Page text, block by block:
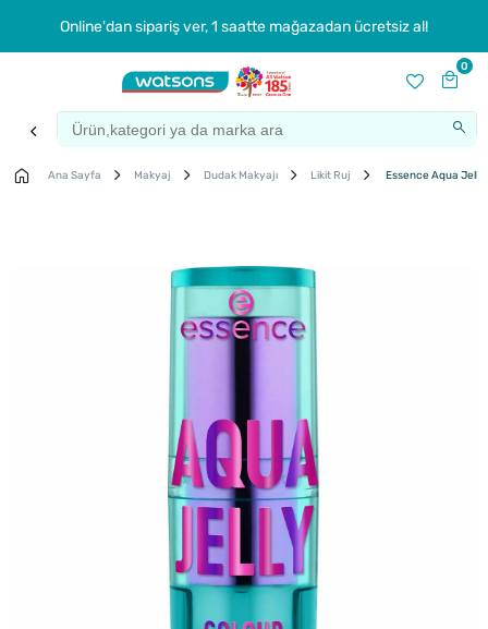
Online'dan sipariş ver, 1 saatte mağazadan ücretsiz al!
0
Ana Sayfa Makyaj Dudak Makyajı Likit Ruj Essence Aqua